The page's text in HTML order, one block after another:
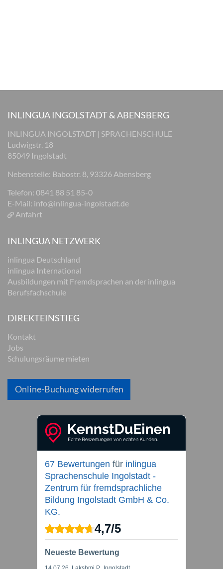
INLINGUA INGOLSTADT & ABENSBERG
INLINGUA INGOLSTADT | SPRACHENSCHULE
Ludwigstr. 18
85049 Ingolstadt
Nebenstelle: Babostr. 8, 93326 Abensberg
Telefon: 0841 88 51 85-0
E-Mail: info@inlingua-ingolstadt.de
Anfahrt
INLINGUA NETZWERK
inlingua Deutschland
inlingua International
Ausbildungen mit Fremdsprachen an der inlingua
Berufsfachschule
DIREKTEINSTIEG
Kontakt
Jobs
Schulungsräume mieten
Online-Buchung widerrufen
67 Bewertungen für inlingua
Sprachenschule Ingolstadt -
Zentrum für fremdsprachliche
Bildung Ingolstadt GmbH & Co.
KG.
4,7/5
Neueste Bewertung